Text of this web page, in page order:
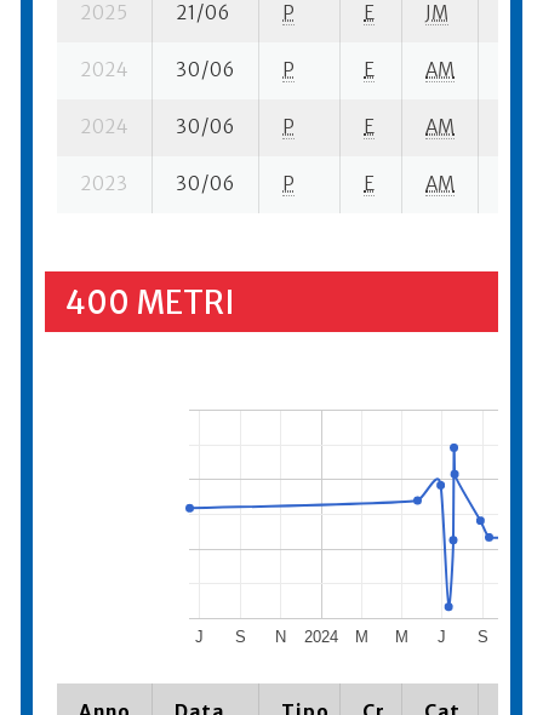
2025 21/06 P E JM
2024 30/06 P E AM
2024 30/06 P E AM
2023 30/06 P E AM
400 METRI
2024
J S N M M J S